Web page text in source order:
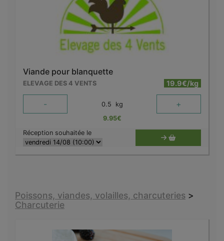
Viande pour blanquette
ELEVAGE DES 4 VENTS 19.9€/kg
- 0.5 kg +
9.95€
Réception souhaitée le
Poissons, viandes, volailles, charcuteries >
Charcuterie